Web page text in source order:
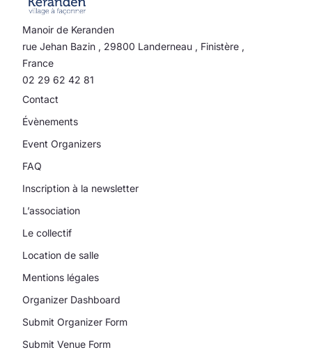
Manoir de Keranden
rue Jehan Bazin , 29800 Landerneau , Finistère ,
France
02 29 62 42 81
Contact
Évènements
Event Organizers
FAQ
Inscription à la newsletter
L’association
Le collectif
Location de salle
Mentions légales
Organizer Dashboard
Submit Organizer Form
Submit Venue Form